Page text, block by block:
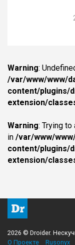
Warning:
/var/www/www/
content/plugins/
extension/
Warning: Trying
in /var/www/
content/plugins/
extension/
2026 © Droider.
О Проекте
Rusonyx